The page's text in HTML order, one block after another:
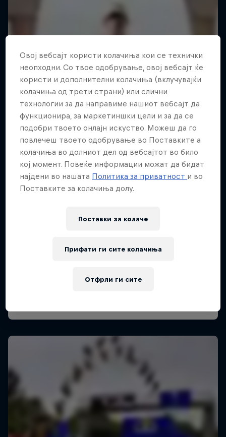
Овој вебсајт користи колачиња кои се технички
неопходни. Со твое одобрување, овој вебсајт ќе
користи и дополнителни колачиња (вклучувајќи
колачиња од трети страни) или слични
технологии за да направиме нашиот вебсајт да
функционира, за маркетиншки цели и за да се
подобри твоето онлајн искуство. Можеш да го
повлечеш твоето одобрување во Поставките а
колачиња во долниот дел од вебсајтот во било
кој момент. Повеќе информации можат да бидат
најдени во нашата Политика за приватност и во
Поставките за колачиња долу.
Поставки за колачe
Отфрли ги сите
Прифати ги сите колачиња